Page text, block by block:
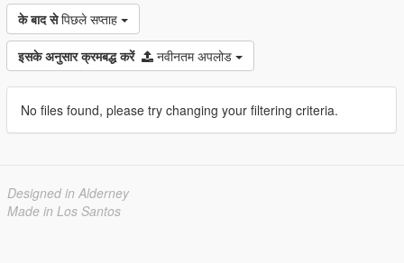
के बाद से पिछले सप्ताह
इसके अनुसार क्रमबद्ध करें नवीनतम अपलोड
No files found, please try changing your filtering criteria.
Designed in Alderney
Made in Los Santos